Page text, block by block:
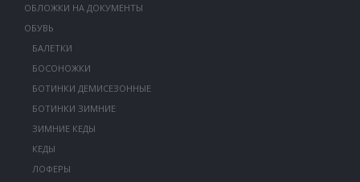
ОБЛОЖКИ НА ДОКУМЕНТЫ
ОБУВЬ
БАЛЕТКИ
БОСОНОЖКИ
БОТИНКИ ДЕМИСЕЗОННЫЕ
БОТИНКИ ЗИМНИЕ
ЗИМНИЕ КЕДЫ
КЕДЫ
ЛОФЕРЫ